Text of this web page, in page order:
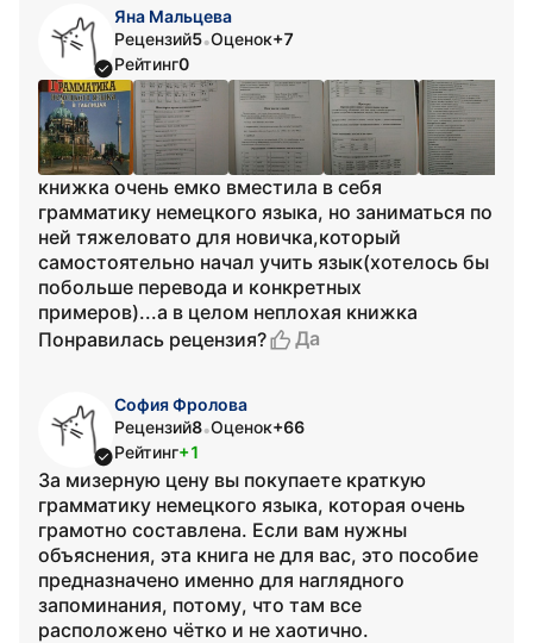
Яна Мальцева
Рецензий5•Оценок+7
Рейтинг0
книжка очень емко вместила в себя
грамматику немецкого языка, но заниматься по
ней тяжеловато для новичка,который
самостоятельно начал учить язык(хотелось бы
побольше перевода и конкретных
примеров)...а в целом неплохая книжка
Понравилась рецензия?
Да
София Фролова
Рецензий8•Оценок+66
Рейтинг+1
За мизерную цену вы покупаете краткую
грамматику немецкого языка, которая очень
грамотно составлена. Если вам нужны
объяснения, эта книга не для вас, это пособие
предназначено именно для наглядного
запоминания, потому, что там все
расположено чётко и не хаотично.